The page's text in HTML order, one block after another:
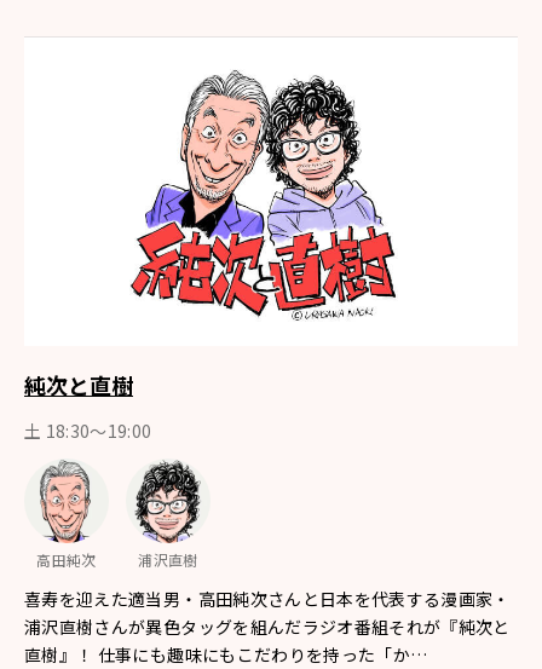
純次と直樹
土 18:30〜19:00
高田純次 浦沢直樹
喜寿を迎えた適当男・高田純次さんと日本を代表する漫画家・
浦沢直樹さんが異色タッグを組んだラジオ番組それが『純次と
直樹』！ 仕事にも趣味にもこだわりを持った「か…